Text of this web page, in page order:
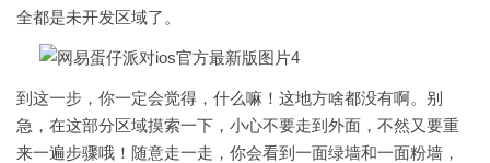
全都是未开发区域了。
到这一步，你一定会觉得，什么嘛！这地方啥都没有啊。别
急，在这部分区域摸索一下，小心不要走到外面，不然又要重
来一遍步骤哦！随意走一走，你会看到一面绿墙和一面粉墙，